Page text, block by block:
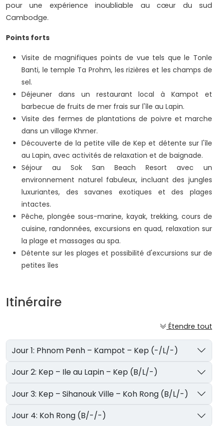
pour une expérience inoubliable au cœur du sud
Cambodge.
Points forts
Visite de magnifiques points de vue tels que le Tonle
Banti, le temple Ta Prohm, les rizières et les champs de
sel.
Déjeuner dans un restaurant local à Kampot et
barbecue de fruits de mer frais sur l'île au Lapin.
Visite des fermes de plantations de poivre et marche
dans un village Khmer.
Découverte de la petite ville de Kep et détente sur l'île
au Lapin, avec activités de relaxation et de baignade.
Séjour au Sok San Beach Resort avec un
environnement naturel fabuleux, incluant des jungles
luxuriantes, des savanes exotiques et des plages
intactes.
Pêche, plongée sous-marine, kayak, trekking, cours de
cuisine, randonnées, excursions en quad, relaxation sur
la plage et massages au spa.
Détente sur les plages et possibilité d'excursions sur de
petites îles
Itinéraire
Étendre tout
Jour 1: Phnom Penh – Kampot – Kep (-/L/-)
Jour 2: Kep – Ile au Lapin – Kep (B/L/-)
Jour 3: Kep – Sihanouk Ville – Koh Rong (B/L/-)
Jour 4: Koh Rong (B/-/-)